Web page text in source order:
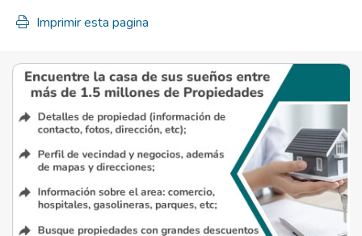
Imprimir esta pagina